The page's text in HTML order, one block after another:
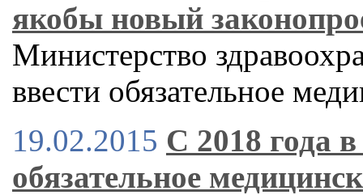
якобы новый
Министерство
ввести обязательное
19.02.2015 С 2018 года
обязательное